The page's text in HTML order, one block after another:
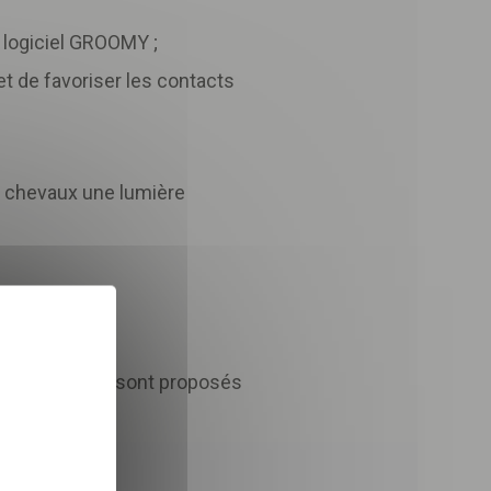
GROOMY ;
de favoriser les contacts
une lumière
sont proposés
le cadre de la